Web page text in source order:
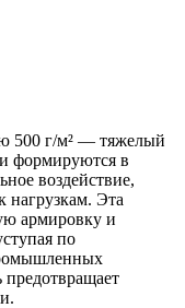
500 г/м² — тяжелый
формируются в
воздействие,
нагрузкам. Эта
армировку и
по
предотвращает